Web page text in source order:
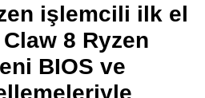
işlemcili ilk el
Claw 8 Ryzen
BIOS ve